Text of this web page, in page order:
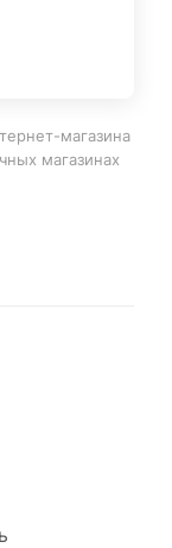
магазина
магазинах